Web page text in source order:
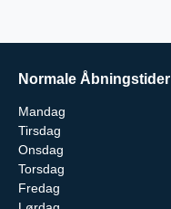
Normale Åbningstider
Mandag
Tirsdag
Onsdag
Torsdag
Fredag